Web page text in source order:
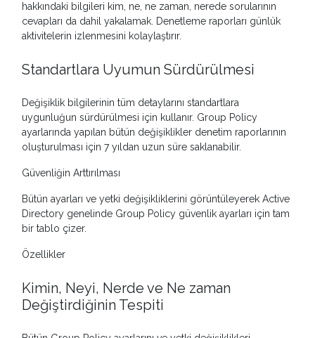
hakkındaki bilgileri kim, ne, ne zaman, nerede sorularının
cevapları da dahil yakalamak. Denetleme raporları günlük
aktivitelerin izlenmesini kolaylaştırır.
Standartlara Uyumun Sürdürülmesi
Değişiklik bilgilerinin tüm detaylarını standartlara
uygunluğun sürdürülmesi için kullanır. Group Policy
ayarlarında yapılan bütün değişiklikler denetim raporlarının
oluşturulması için 7 yıldan uzun süre saklanabilir.
Güvenliğin Arttırılması
Bütün ayarları ve yetki değişikliklerini görüntüleyerek Active
Directory genelinde Group Policy güvenlik ayarları için tam
bir tablo çizer.
Özellikler
Kimin, Neyi, Nerde ve Ne zaman
Değiştirdiğinin Tespiti